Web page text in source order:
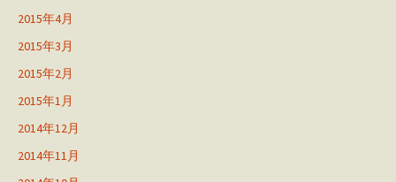
2015年4月
2015年3月
2015年2月
2015年1月
2014年12月
2014年11月